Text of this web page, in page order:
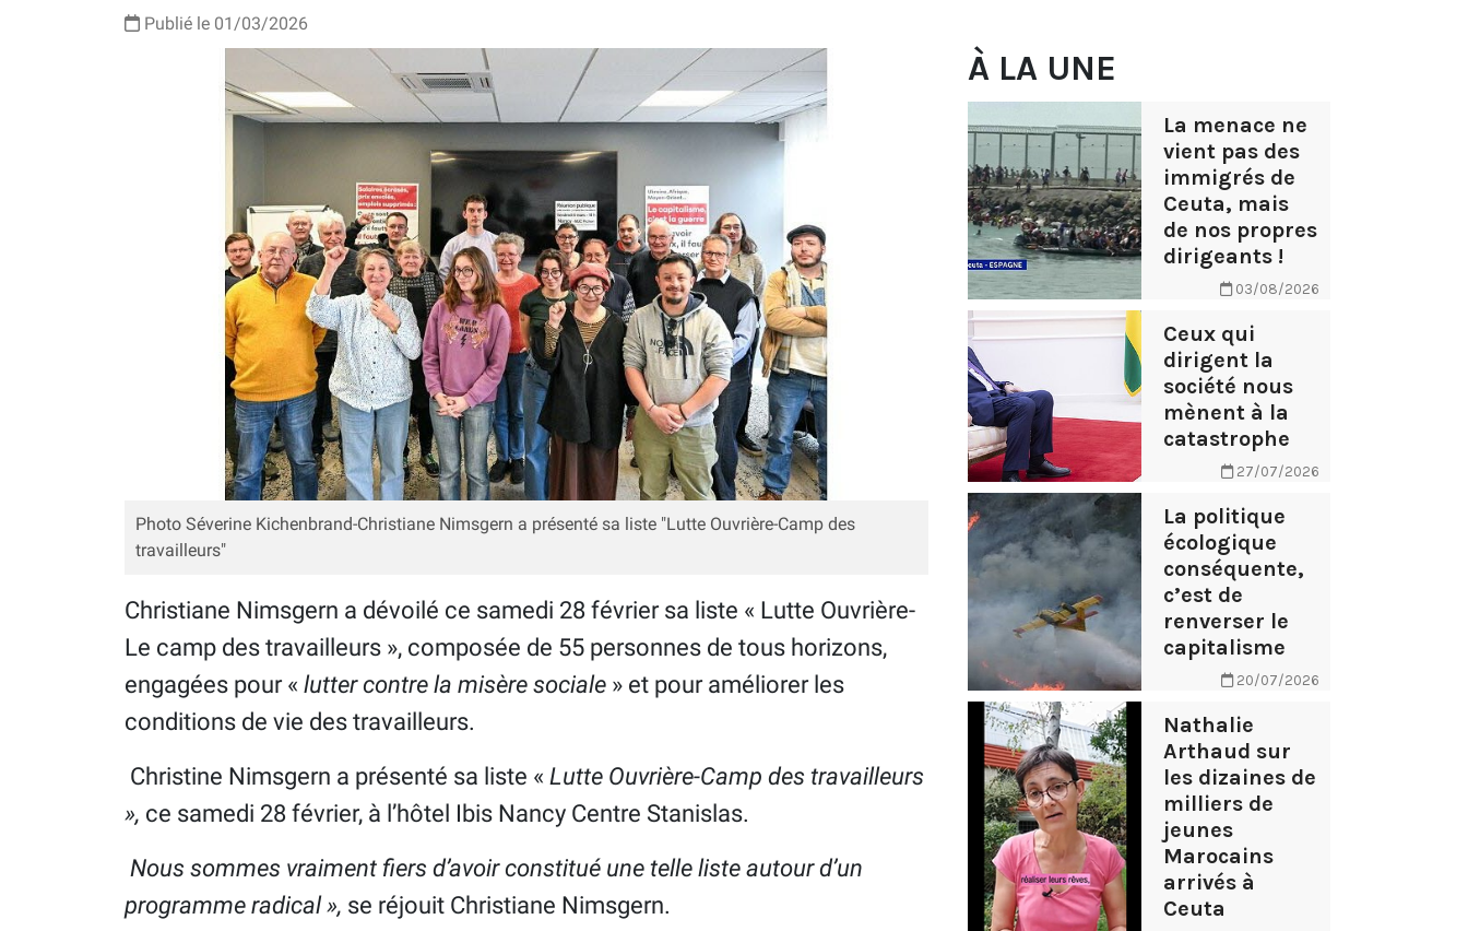
Publié le 01/03/2026
Photo Séverine Kichenbrand-Christiane Nimsgern a présenté sa liste "Lutte Ouvrière-Camp des
travailleurs"
Christiane Nimsgern a dévoilé ce samedi 28 février sa liste « Lutte Ouvrière-
Le camp des travailleurs », composée de 55 personnes de tous horizons,
engagées pour « lutter contre la misère sociale » et pour améliorer les
conditions de vie des travailleurs.
Christine Nimsgern a présenté sa liste « Lutte Ouvrière-Camp des travailleurs
», ce samedi 28 février, à l’hôtel Ibis Nancy Centre Stanislas.
Nous sommes vraiment fiers d’avoir constitué une telle liste autour d’un
programme radical », se réjouit Christiane Nimsgern.
À LA UNE
La menace ne
vient pas des
immigrés de
Ceuta, mais
de nos propres
dirigeants !
03/08/2026
Ceux qui
dirigent la
société nous
mènent à la
catastrophe
27/07/2026
La politique
écologique
conséquente,
c’est de
renverser le
capitalisme
20/07/2026
Nathalie
Arthaud sur
les dizaines de
milliers de
jeunes
Marocains
arrivés à
Ceuta